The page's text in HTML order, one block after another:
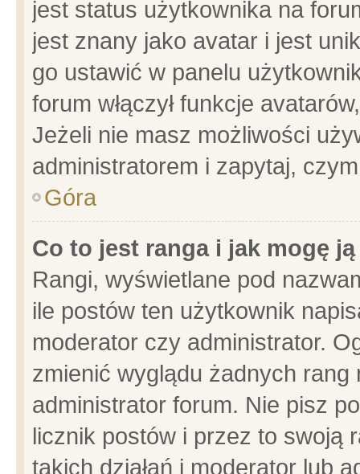
jest status użytkownika na
jest znany jako avatar i jest
go ustawić w panelu
forum włączył funkcje
Jeżeli nie masz możliwości
administratorem i zapytaj,
Góra
Co to jest ranga i jak mogę
Rangi, wyświetlane pod
ile postów ten użytkownik
moderator czy administrator.
zmienić wyglądu żadnych
administrator forum. Nie pisz
licznik postów i przez to swoją
takich działań i moderator lub